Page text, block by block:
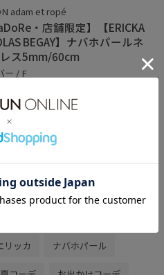
adam et ropé
・店舗限定】【ERICKA
BEGAY】ナバホパールネ
ス5mm/60cm
ー / F
レビュー
ー素材で、普段シルバーをつけない
お勧めしたいハンドメイドならでは
さが魅力のシリーズ。
存在感がある5mmサイズの粒です。
リッカ ナバホパール